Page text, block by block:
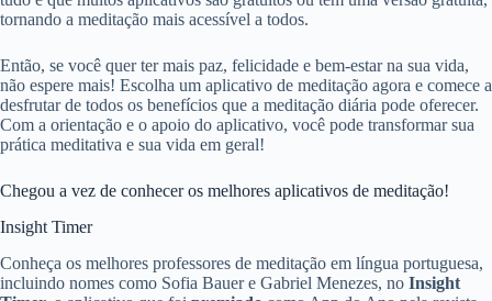
tornando a meditação mais acessível a todos.
Então, se você quer ter mais paz, felicidade e bem-estar na sua vida,
não espere mais! Escolha um aplicativo de meditação agora e comece a
desfrutar de todos os benefícios que a meditação diária pode oferecer.
Com a orientação e o apoio do aplicativo, você pode transformar sua
prática meditativa e sua vida em geral!
Chegou a vez de conhecer os melhores aplicativos de meditação!
Insight Timer
Conheça os melhores professores de meditação em língua portuguesa,
incluindo nomes como Sofia Bauer e Gabriel Menezes, no Insight